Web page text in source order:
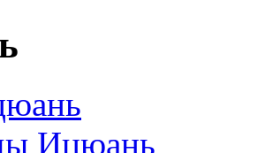
Ицюань